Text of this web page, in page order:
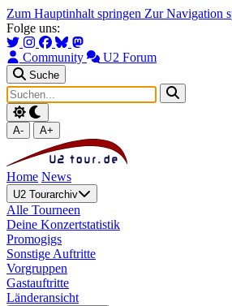
Zum Hauptinhalt springen Zur Navigation
Folge uns:
Community U2 Forum
Suche
A- A+
Home News
U2 Tourarchiv
Alle Tourneen
Deine Konzertstatistik
Promogigs
Sonstige Auftritte
Vorgruppen
Gastauftritte
Länderansicht